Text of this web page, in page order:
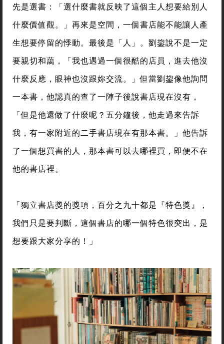
先是選書：「選什麼書就反映了這個主人想要給別人
什麼價值觀。」再來是空間，一個書店能不能讓人產
生想要停留的悸動。最後是「人」。劉鋆說不是一定
要親切和藹，「我也遇過一個很酷的店員，進去他沒
什麼反應，眼神也沒跟妳交流。」但當劉鋆像他詢問
一本書，他認真的查了一陣子後說書店現在沒有，
「但是他還做了什麼呢？五分鐘後，他走過來告訴
我，有一家附近的二手書店現在有那本書。」他告訴
了一個想買書的人，那本書可以去哪裡買，即便不在
他的書店裡。
「獨立書店獎的獎項，百分之九十都是『特色獎』，
我們只是要判斷，這個書店的哪一個特色很突出，是
想要跟大家分享的！」